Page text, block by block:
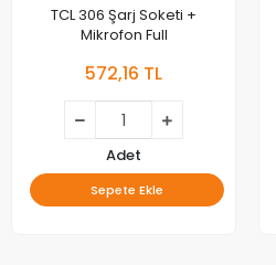
TCL 306 Şarj Soketi +
Mikrofon Full
572,16 TL
Adet
Sepete Ekle